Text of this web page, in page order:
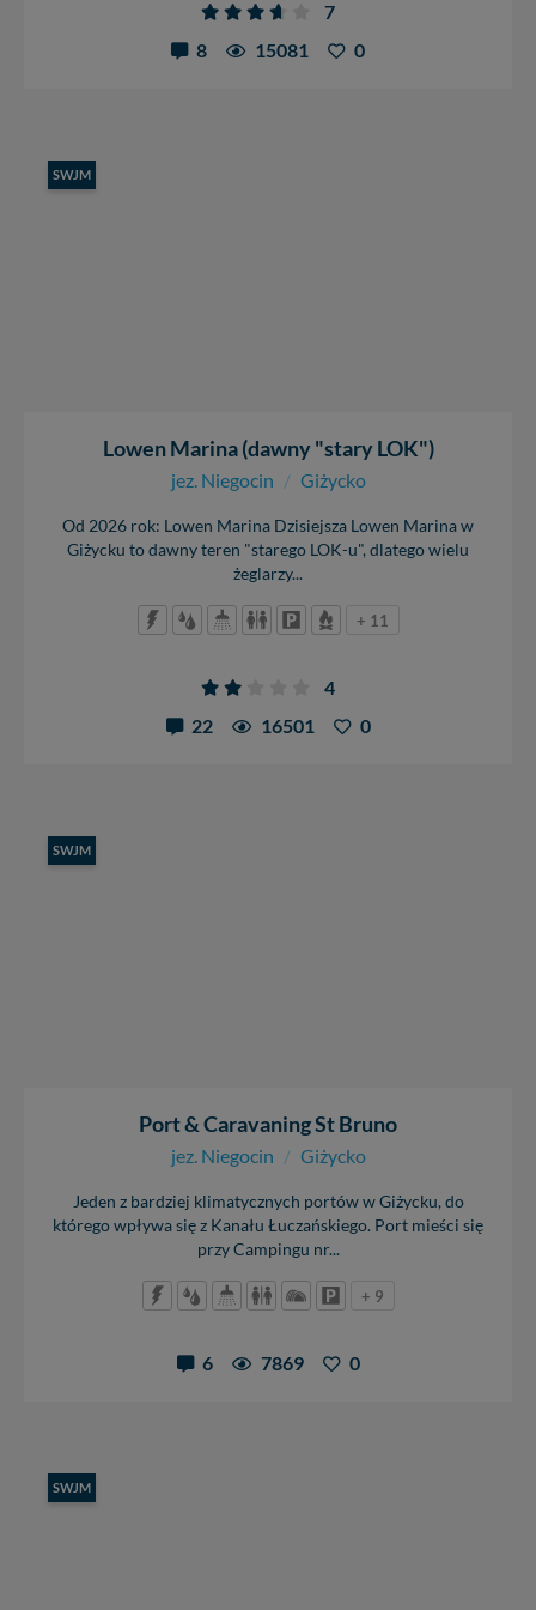
7
8
15081 0
SWJM
Lowen Marina (dawny "stary LOK")
jez. Niegocin / Giżycko
Od 2026 rok: Lowen Marina Dzisiejsza Lowen Marina w
Giżycku to dawny teren "starego LOK-u", dlatego wielu
żeglarzy...
+ 11
4
22
16501 0
SWJM
Port & Caravaning St Bruno
jez. Niegocin / Giżycko
Jeden z bardziej klimatycznych portów w Giżycku, do
którego wpływa się z Kanału Łuczańskiego. Port mieści się
przy Campingu nr...
+ 9
6 7869 0
SWJM
danych, zażądać ich poprawienia lub usunięcia,
zabronić ich przetwarzania. Pamiętaj jednak, że nie
zrobić za Ciebie.